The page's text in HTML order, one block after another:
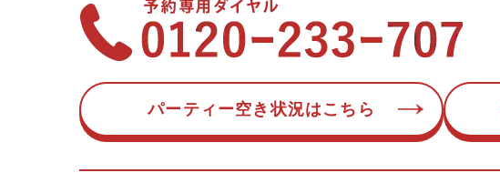
パーティー空き状況はこちら